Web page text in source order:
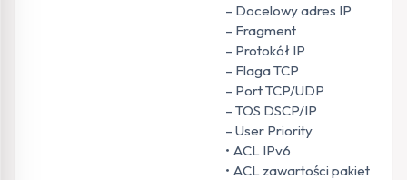
– Docelowy adres IP
– Fragment
– Protokół IP
– Flaga TCP
– Port TCP/UDP
– TOS DSCP/IP
– User Priority
• ACL IPv6
• ACL zawartości pakietu